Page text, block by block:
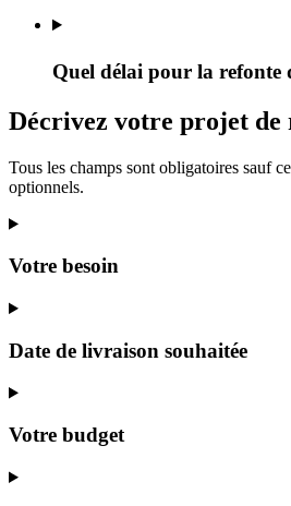
Quel délai pour la refonte
Décrivez votre projet de
Tous les champs sont obligatoires sauf
optionnels.
Votre besoin
Date de livraison souhaitée
Votre budget